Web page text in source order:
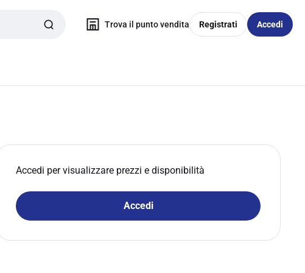
Trova il punto vendita Registrati Accedi
Accedi per visualizzare prezzi e disponibilità
Accedi